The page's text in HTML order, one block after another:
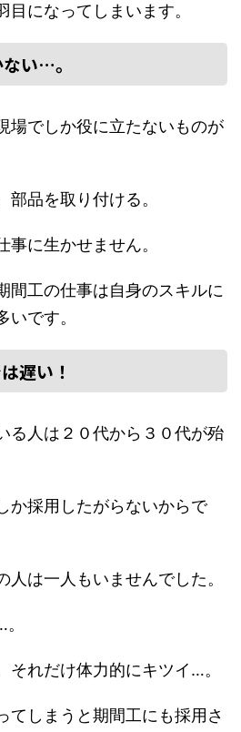
目になってしまいます。
い…。
場でしか役に立たないものが
品を取り付ける。
に生かせません。
間工の仕事は自身のスキルに
です。
遅い！
る人は２０代から３０代が殆
か採用したがらないからで
は一人もいませんでした。
それだけ体力的にキツイ…。
てしまうと期間工にも採用さ